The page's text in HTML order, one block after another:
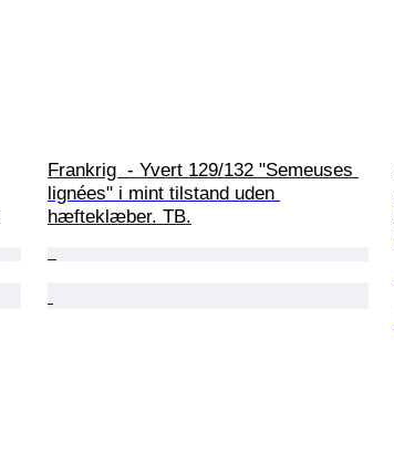
Frankrig  - Yvert 129/132 "Semeuses
lignées" i mint tilstand uden
hæfteklæber. TB.